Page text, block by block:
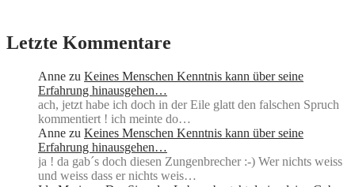
Letzte Kommentare
Anne zu Keines Menschen Kenntnis kann über seine
Erfahrung hinausgehen…
ach, jetzt habe ich doch in der Eile glatt den falschen Spruch
kommentiert ! ich meinte do…
Anne zu Keines Menschen Kenntnis kann über seine
Erfahrung hinausgehen…
ja ! da gab´s doch diesen Zungenbrecher :-) Wer nichts weiss
und weiss dass er nichts weis…